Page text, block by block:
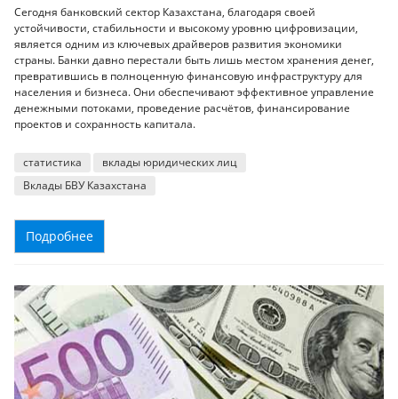
Сегодня банковский сектор Казахстана, благодаря своей
устойчивости, стабильности и высокому уровню цифровизации,
является одним из ключевых драйверов развития экономики
страны. Банки давно перестали быть лишь местом хранения денег,
превратившись в полноценную финансовую инфраструктуру для
населения и бизнеса. Они обеспечивают эффективное управление
денежными потоками, проведение расчётов, финансирование
проектов и сохранность капитала.
статистика
вклады юридических лиц
Вклады БВУ Казахстана
Подробнее